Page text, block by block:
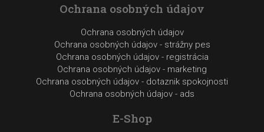
Ochrana osobných údajov
Ochrana osobných údajov
Ochrana osobných údajov - strážny pes
Ochrana osobných údajov - registrácia
Ochrana osobných údajov - marketing
Ochrana osobných údajov - dotaznik spokojnosti
Ochrana osobných údajov - ads
E-Shop